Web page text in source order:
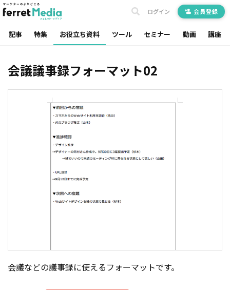
記事 特集 お役立ち資料 ツール セミナー 動画 講座
ログイン 会員登録
会議議事録フォーマット02
会議などの議事録に使えるフォーマットです。